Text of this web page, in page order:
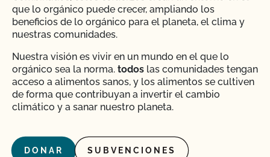
que lo orgánico puede crecer, ampliando los
beneficios de lo orgánico para el planeta, el clima y
nuestras comunidades.
Nuestra visión es vivir en un mundo en el que lo
orgánico sea la norma. todos las comunidades tengan
acceso a alimentos sanos, y los alimentos se cultiven
de forma que contribuyan a invertir el cambio
climático y a sanar nuestro planeta.
DONAR SUBVENCIONES